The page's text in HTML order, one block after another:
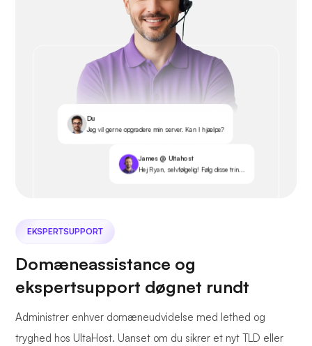
Du
Jeg vil gerne opgradere min server. Kan I hjælpe?
James @ Ultahost
Hej Ryan, selvfølgelig! Følg disse trin...
EKSPERTSUPPORT
Domæneassistance og
ekspertsupport døgnet rundt
Administrer enhver domæneudvidelse med lethed og
tryghed hos UltaHost. Uanset om du sikrer et nyt TLD eller